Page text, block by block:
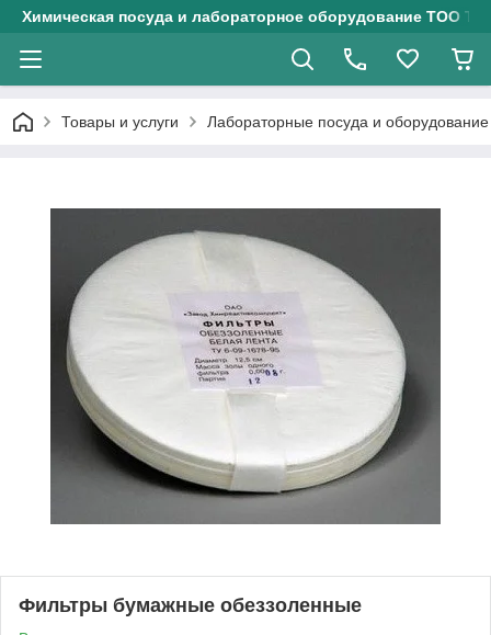
Химическая посуда и лабораторное оборудование ТОО
Товары и услуги Лабораторные посуда и оборудование
Фильтры бумажные обеззоленные